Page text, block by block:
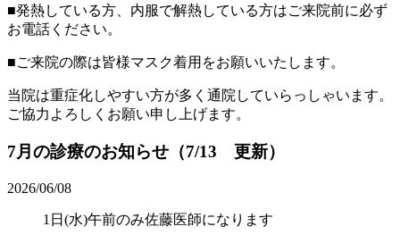
■発熱している方、内服で解熱している方はご来院前に必ず
お電話ください。
■ご来院の際は皆様マスク着用をお願いいたします。
当院は重症化しやすい方が多く通院していらっしゃいます。
ご協力よろしくお願い申し上げます。
7月の診療のお知らせ（7/13 更新）
2026/06/08
1日(水)午前のみ佐藤医師になります